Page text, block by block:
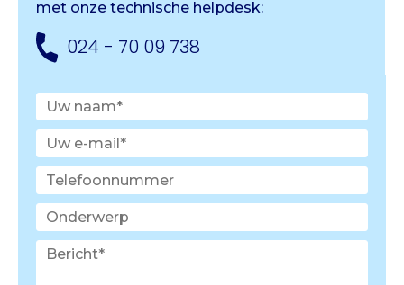
met onze technische helpdesk:
024 - 70 09 738